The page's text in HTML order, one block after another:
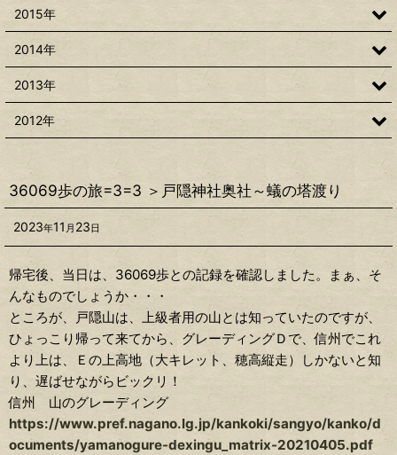
36069歩の旅=3=3 ＞戸隠神社奥社～蟻の塔渡り
2023年11 月 23日
帰宅後、当日は、36069歩との記録を確認しました。まぁ、そ
んなものでしょうか・・・
ところが、戸隠山は、上級者用の山とは知っていたのですが、
ひょっこり帰って来てから、グレーディングＤで、信州でこれ
より上は、Ｅの上高地（大キレット、穂高縦走）しかないと知
り、遅ばせながらビックリ！
信州 山のグレーディング
https://www.pref.nagano.lg.jp/kankoki/sangyo/kanko/d
ocuments/yamanogure-dexingu_matrix-20210405.pdf
2015年
2014年
2013年
2012年